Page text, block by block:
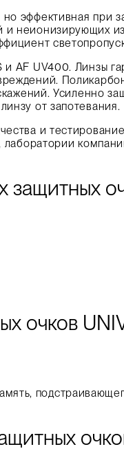
эффективная при
неионизирующих
AF UV400. Линзы
Усиленно
от запотевания.
и
лаборатории
защитных
очков